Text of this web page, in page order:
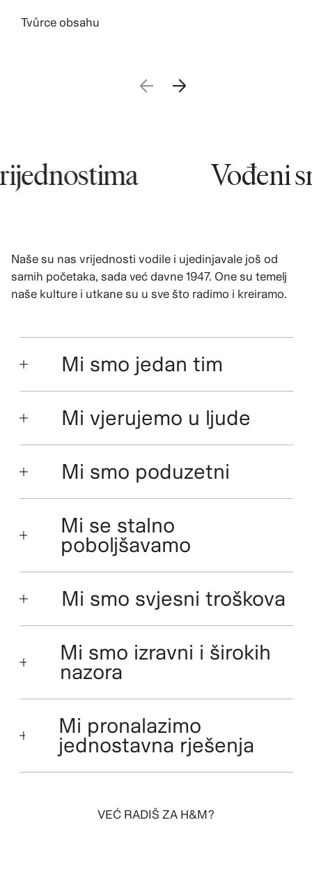
Tvůrce obsahu
Vođeni
Naše su nas vrijednosti vodile i ujedinjavale još od
samih početaka, sada već davne 1947. One su temelj
naše kulture i utkane su u sve što radimo i kreiramo.
Mi smo jedan tim
Mi vjerujemo u ljude
Mi smo poduzetni
Mi se stalno
poboljšavamo
Mi smo svjesni troškova
Mi smo izravni i širokih
nazora
Mi pronalazimo
jednostavna rješenja
VEĆ RADIŠ ZA H&M?